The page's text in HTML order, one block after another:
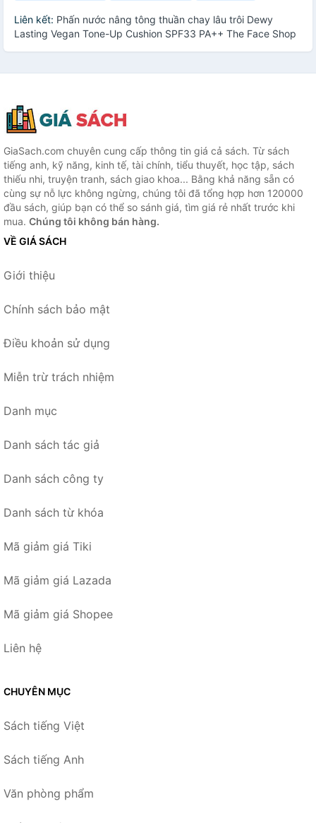
Liên kết: Phấn nước nâng tông thuần chay lâu trôi Dewy
Lasting Vegan Tone-Up Cushion SPF33 PA++ The Face Shop
GiaSach.com chuyên cung cấp thông tin giá cả sách. Từ sách
tiếng anh, kỹ năng, kinh tế, tài chính, tiểu thuyết, học tập, sách
thiếu nhi, truyện tranh, sách giao khoa... Bằng khả năng sẵn có
cùng sự nỗ lực không ngừng, chúng tôi đã tổng hợp hơn 120000
đầu sách, giúp bạn có thể so sánh giá, tìm giá rẻ nhất trước khi
mua. Chúng tôi không bán hàng.
VỀ GIÁ SÁCH
Giới thiệu
Chính sách bảo mật
Điều khoản sử dụng
Miễn trừ trách nhiệm
Danh mục
Danh sách tác giả
Danh sách công ty
Danh sách từ khóa
Mã giảm giá Tiki
Mã giảm giá Lazada
Mã giảm giá Shopee
Liên hệ
CHUYÊN MỤC
Sách tiếng Việt
Sách tiếng Anh
Văn phòng phẩm